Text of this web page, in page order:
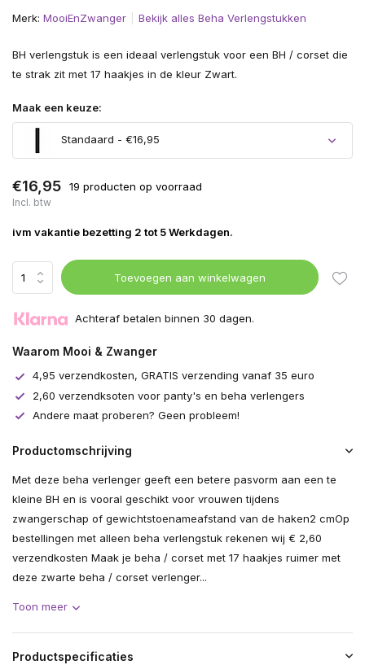
Merk: MooiEnZwanger Bekijk alles Beha Verlengstukken
BH verlengstuk is een ideaal verlengstuk voor een BH / corset die
te strak zit met 17 haakjes in de kleur Zwart.
Maak een keuze:
Standaard - €16,95
€16,95 19 producten op voorraad
Incl. btw
ivm vakantie bezetting 2 tot 5 Werkdagen.
Toevoegen aan winkelwagen
Achteraf betalen binnen 30 dagen.
Waarom Mooi & Zwanger
4,95 verzendkosten, GRATIS verzending vanaf 35 euro
2,60 verzendksoten voor panty's en beha verlengers
Andere maat proberen? Geen probleem!
Productomschrijving
Met deze beha verlenger geeft een betere pasvorm aan een te
kleine BH en is vooral geschikt voor vrouwen tijdens
zwangerschap of gewichtstoenameafstand van de haken2 cmOp
bestellingen met alleen beha verlengstuk rekenen wij € 2,60
verzendkosten Maak je beha / corset met 17 haakjes ruimer met
deze zwarte beha / corset verlenger...
Toon meer
Productspecificaties